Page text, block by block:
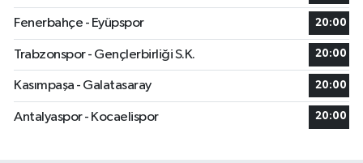
Fenerbahçe - Eyüpspor 20:00
Trabzonspor - Gençlerbirliği S.K. 20:00
Kasımpaşa - Galatasaray 20:00
Antalyaspor - Kocaelispor 20:00